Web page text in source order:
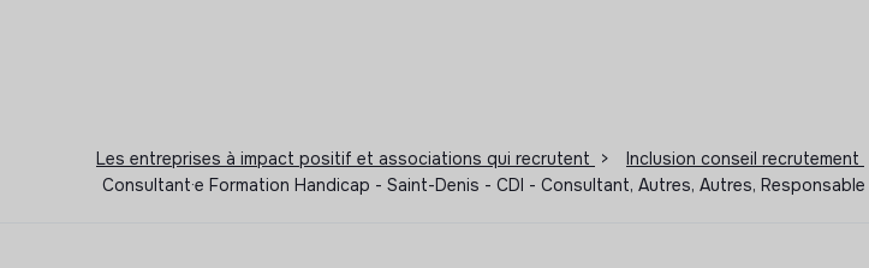
Les entreprises à impact positif et associations qui recrutent > Inclusion conseil recrutement
Consultant·e Formation Handicap - Saint-Denis - CDI - Consultant, Autres, Autres,